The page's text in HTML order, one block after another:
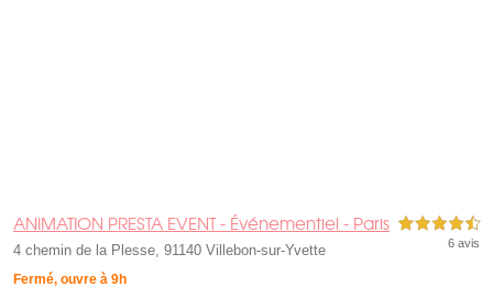
ANIMATION PRESTA EVENT - Événementiel - Paris
4 chemin de la Plesse, 91140 Villebon-sur-Yvette
Fermé, ouvre à 9h
4,5 étoiles sur 5
6 avis